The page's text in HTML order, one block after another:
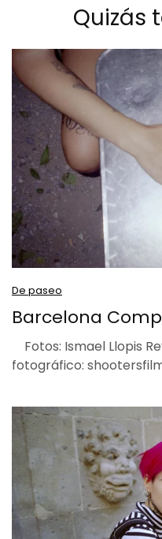
Quizás
De paseo
Barcelona
Fotos: Ismael Llopis
fotográfico: